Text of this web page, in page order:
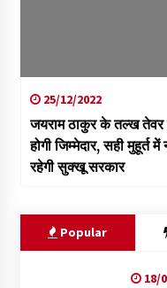
25/12/2022
जयराम ठाकुर के तल्ख तेवर
होगी जिम्मेदार, सही
रहेगी सुक्खू सरकार
Popular
18/